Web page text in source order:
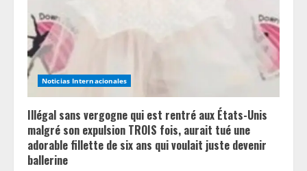
a
d
i
n
g
Noticias Internacionales
Illégal sans vergogne qui est rentré aux États-Unis
malgré son expulsion TROIS fois, aurait tué une
adorable fillette de six ans qui voulait juste devenir
ballerine